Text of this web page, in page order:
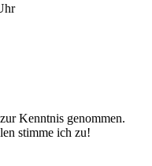
zur Kenntnis genommen.
stimme ich zu!